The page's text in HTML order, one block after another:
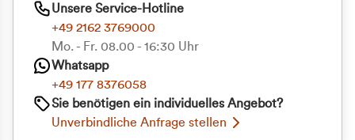
Unsere Service-Hotline
+49 2162 3769000
Mo. - Fr. 08.00 - 16:30 Uhr
Whatsapp
+49 177 8376058
Sie benötigen ein individuelles Angebot?
Unverbindliche Anfrage stellen